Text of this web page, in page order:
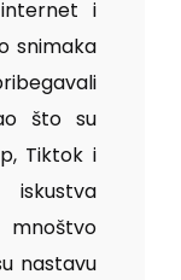
i
snimaka
što su
Tiktok i
iskustva
nastavu